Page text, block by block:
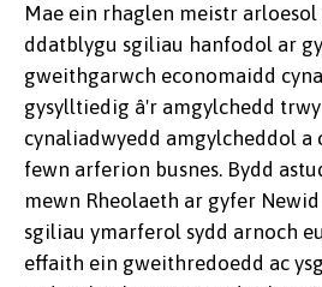
Mae ein rhaglen meistr
ddatblygu sgiliau hanfodol ar
gweithgarwch economaidd
gysylltiedig â'r amgylchedd
cynaliadwyedd amgylcheddol a
fewn arferion busnes. Bydd
mewn Rheolaeth ar gyfer
sgiliau ymarferol sydd arnoch
effaith ein gweithredoedd ac